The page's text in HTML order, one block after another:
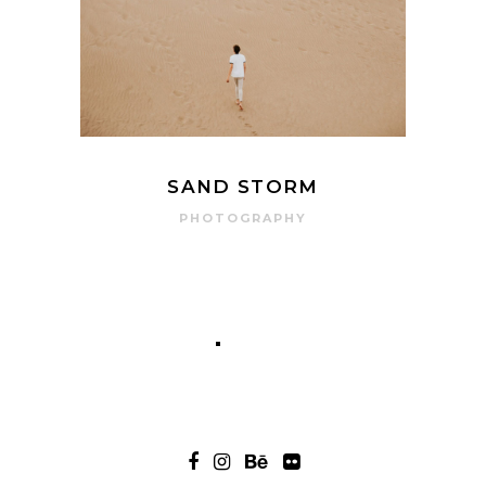
SAND STORM
PHOTOGRAPHY